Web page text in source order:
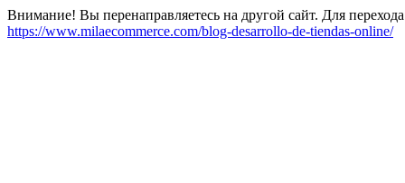
Внимание! Вы перенаправляетесь на другой сайт. Для
https://www.milaecommerce.com/blog-desarrollo-de-tiendas-online/